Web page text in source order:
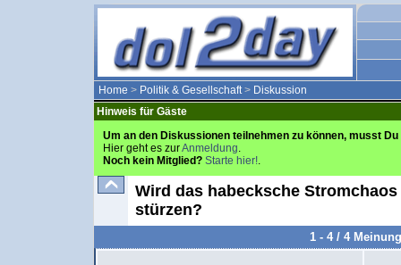
Home > Politik & Gesellschaft> Diskussion
Hinweis für Gäste
Um an den Diskussionen teilnehmen zu können, musst
Hier geht es zurAnmeldung.
Noch kein Mitglied? Starte hier!.
Wird das habecksche
stürzen?
1 - 4 / 4